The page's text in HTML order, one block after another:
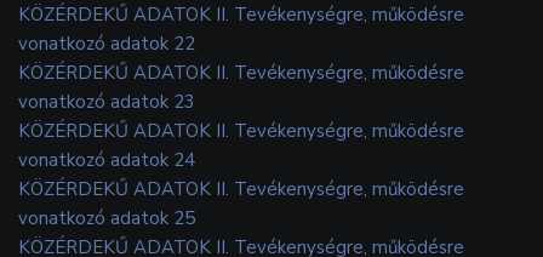
KÖZÉRDEKŰ ADATOK II. Tevékenységre, működésre
vonatkozó adatok 22
KÖZÉRDEKŰ ADATOK II. Tevékenységre, működésre
vonatkozó adatok 23
KÖZÉRDEKŰ ADATOK II. Tevékenységre, működésre
vonatkozó adatok 24
KÖZÉRDEKŰ ADATOK II. Tevékenységre, működésre
vonatkozó adatok 25
KÖZÉRDEKŰ ADATOK II. Tevékenységre, működésre